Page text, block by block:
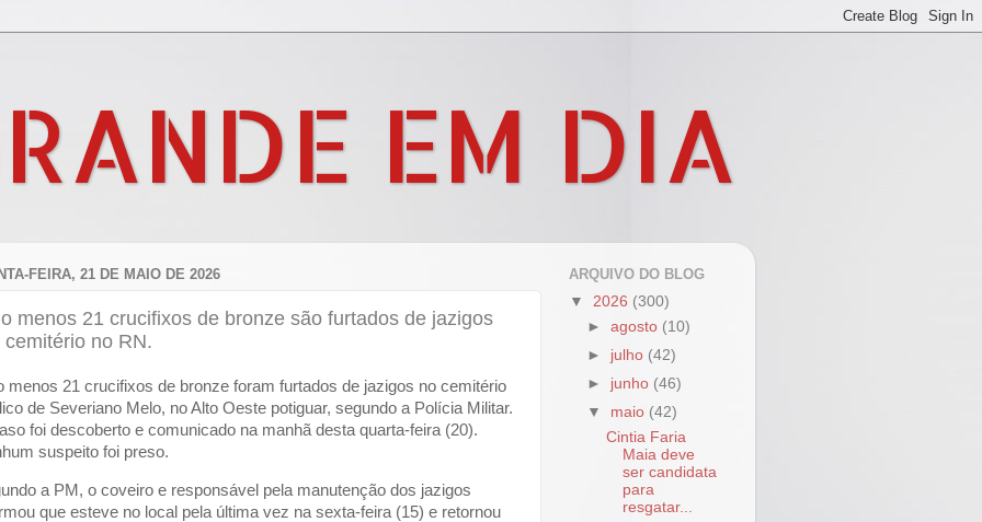
EM DIA
FEIRA, 21 DE MAIO DE 2026
menos 21 crucifixos de bronze são furtados de jazigos
cemitério no RN.
menos 21 crucifixos de bronze foram furtados de jazigos no cemitério
de Severiano Melo, no Alto Oeste potiguar, segundo a Polícia Militar.
foi descoberto e comunicado na manhã desta quarta-feira (20).
suspeito foi preso.
a PM, o coveiro e responsável pela manutenção dos jazigos
que esteve no local pela última vez na sexta-feira (15) e retornou
ARQUIVO DO BLOG
▼ 2026 (300)
►agosto (10)
► julho (42)
► junho (46)
▼ maio (42)
Cintia Faria
Maia deve
ser candidata
para
resgatar...